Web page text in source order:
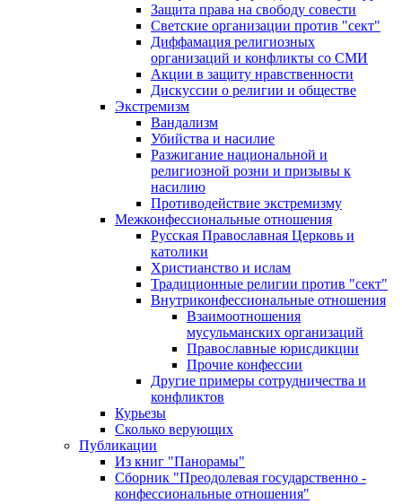
Защита права на свободу совести
Светские организации против "сект"
Диффамация религиозных
организаций и конфликты со СМИ
Акции в защиту нравственности
Дискуссии о религии и обществе
Экстремизм
Вандализм
Убийства и насилие
Разжигание национальной и
религиозной розни и призывы к
насилию
Противодействие экстремизму
Межконфессиональные отношения
Русская Православная Церковь и
католики
Христианство и ислам
Традиционные религии против "сект"
Внутриконфессиональные отношения
Взаимоотношения
мусульманских организаций
Православные юрисдикции
Прочие конфессии
Другие примеры сотрудничества и
конфликтов
Курьезы
Сколько верующих
Публикации
Из книг "Панорамы"
Сборник "Преодолевая государственно -
конфессиональные отношения"